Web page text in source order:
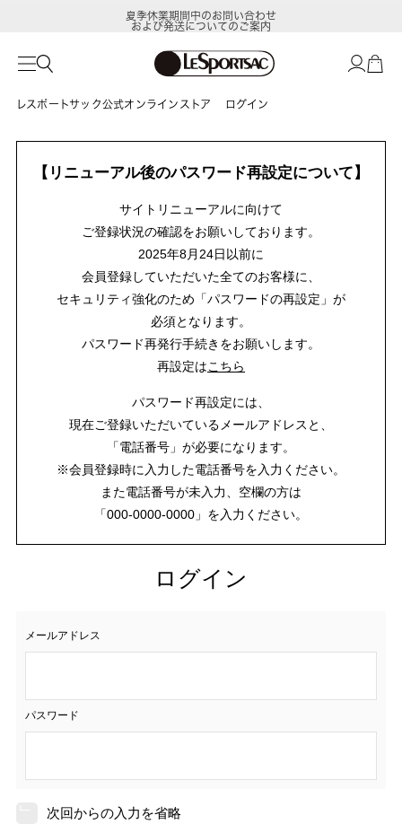
夏季休業期間中のお問い合わせ
および発送についてのご案内
レスポートサック公式オンラインストア ログイン
【リニューアル後のパスワード再設定について】
サイトリニューアルに向けて
ご登録状況の確認をお願いしております。
2025年8月24日以前に
会員登録していただいた全てのお客様に、
セキュリティ強化のため「パスワードの再設定」が
必須となります。
パスワード再発行手続きをお願いします。
再設定はこちら
パスワード再設定には、
現在ご登録いただいているメールアドレスと、
「電話番号」が必要になります。
※会員登録時に入力した電話番号を入力ください。
また電話番号が未入力、空欄の方は
「000-0000-0000」を入力ください。
ログイン
メールアドレス
パスワード
次回からの入力を省略